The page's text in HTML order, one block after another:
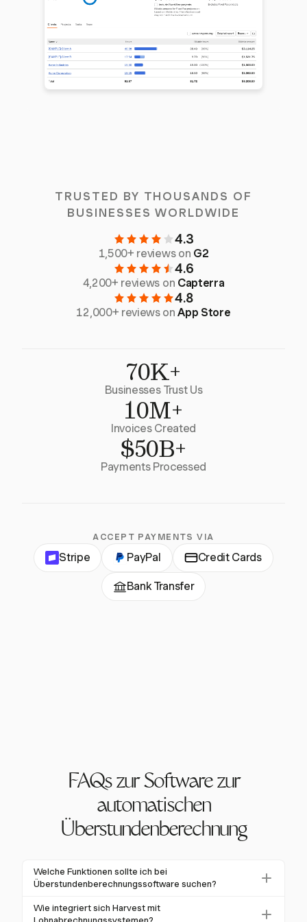
TRUSTED BY THOUSANDS OF
BUSINESSES WORLDWIDE
4.3
1,500+ reviews on G2
4.6
4,200+ reviews on Capterra
4.8
12,000+ reviews onApp Store
70K+
Businesses Trust Us
10M+
Invoices Created
$50B+
Payments Processed
ACCEPT PAYMENTS VIA
Stripe PayPal Credit Cards
Bank Transfer
FAQs zur Software zur
automatischen
Überstundenberechnung
Welche Funktionen sollte ich bei
Überstundenberechnungssoftware suchen?
Suchen Sie nach Software, die automatisierte
Zeiterfassung, anpassbare Überstundenregeln,
Wie integriert sich Harvest mit